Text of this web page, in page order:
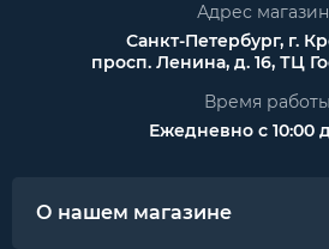
Адрес
Санкт-Петербург, г.
просп. Ленина, д. 16, ТЦ
Время
Ежедневно с 10:00
О нашем магазине